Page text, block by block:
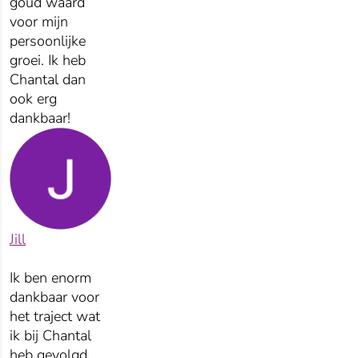
voor mijn
persoonlijke
groei. Ik heb
Chantal dan
ook erg
dankbaar!
Jill
Ik ben enorm
dankbaar voor
het traject wat
ik bij Chantal